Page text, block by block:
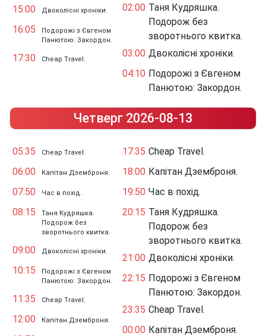
15:00 Двоколісні хроніки.
16:05
Подорожі з Євгеном
Панютою: Закордон.
17:30 Cheap Travel.
02:00 Таня Кудряшка.
Подорож без
зворотнього квитка.
03:00 Двоколісні хроніки.
04:10 Подорожі з Євгеном
Панютою: Закордон.
Четверг 2026-08-13
05:35 Cheap Travel.
06:00 Капітан Дземброня.
07:50 Час в похід.
08:15
Таня Кудряшка.
Подорож без
зворотнього квитка.
09:00 Двоколісні хроніки.
10:15
Подорожі з Євгеном
Панютою: Закордон.
11:35 Cheap Travel.
12:00 Капітан Дземброня.
17:35 Cheap Travel.
18:00 Капітан Дземброня.
19:50 Час в похід.
20:15 Таня Кудряшка.
Подорож без
зворотнього квитка.
21:00 Двоколісні хроніки.
22:15 Подорожі з Євгеном
Панютою: Закордон.
23:35 Cheap Travel.
00:00 Капітан Дземброня.